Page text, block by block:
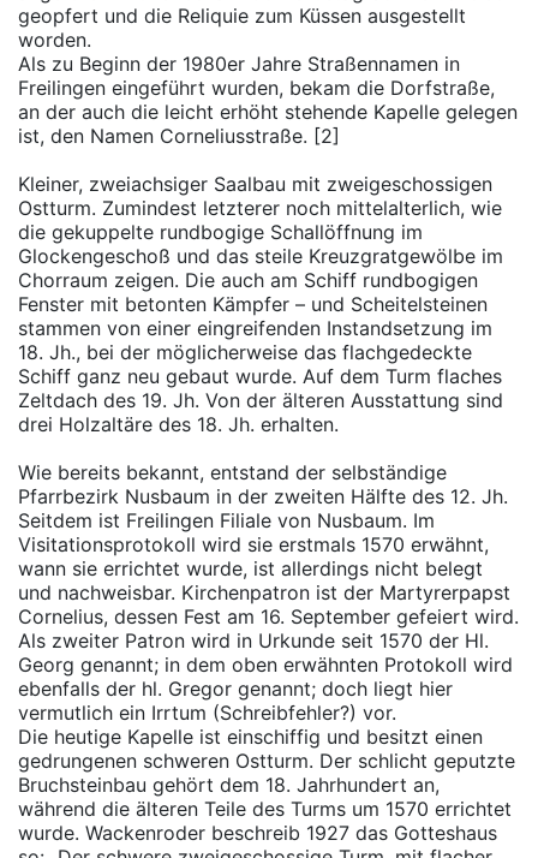
geopfert und die Reliquie zum Küssen ausgestellt
worden.
Als zu Beginn der 1980er Jahre Straßennamen in
Freilingen eingeführt wurden, bekam die Dorfstraße,
an der auch die leicht erhöht stehende Kapelle gelegen
ist, den Namen Corneliusstraße. [2]
Kleiner, zweiachsiger Saalbau mit zweigeschossigen
Ostturm. Zumindest letzterer noch mittelalterlich, wie
die gekuppelte rundbogige Schallöffnung im
Glockengeschoß und das steile Kreuzgratgewölbe im
Chorraum zeigen. Die auch am Schiff rundbogigen
Fenster mit betonten Kämpfer – und Scheitelsteinen
stammen von einer eingreifenden Instandsetzung im
18. Jh., bei der möglicherweise das flachgedeckte
Schiff ganz neu gebaut wurde. Auf dem Turm flaches
Zeltdach des 19. Jh. Von der älteren Ausstattung sind
drei Holzaltäre des 18. Jh. erhalten.
Wie bereits bekannt, entstand der selbständige
Pfarrbezirk Nusbaum in der zweiten Hälfte des 12. Jh.
Seitdem ist Freilingen Filiale von Nusbaum. Im
Visitationsprotokoll wird sie erstmals 1570 erwähnt,
wann sie errichtet wurde, ist allerdings nicht belegt
und nachweisbar. Kirchenpatron ist der Martyrerpapst
Cornelius, dessen Fest am 16. September gefeiert wird.
Als zweiter Patron wird in Urkunde seit 1570 der Hl.
Georg genannt; in dem oben erwähnten Protokoll wird
ebenfalls der hl. Gregor genannt; doch liegt hier
vermutlich ein Irrtum (Schreibfehler?) vor.
Die heutige Kapelle ist einschiffig und besitzt einen
gedrungenen schweren Ostturm. Der schlicht geputzte
Bruchsteinbau gehört dem 18. Jahrhundert an,
während die älteren Teile des Turms um 1570 errichtet
wurde. Wackenroder beschreib 1927 das Gotteshaus